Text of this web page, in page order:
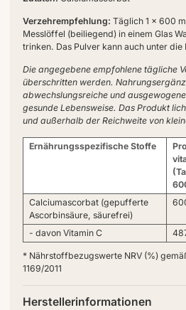
Verzehrempfehlung: Täglich 1 x 600
Messlöffel (beiliegend) in einem Glas
trinken. Das Pulver kann auch unter
Die angegebene empfohlene tägliche
überschritten werden.
abwechslungsreiche und
gesunde Lebensweise. Das Produkt
und außerhalb der Reichweite von
Ernährungsspezifische Stoffe
Calciumascorbat (gepufferte
Ascorbinsäure, säurefrei)
- davon Vitamin C
* Nährstoffbezugswerte NRV (%)
1169/2011
Herstellerinformationen